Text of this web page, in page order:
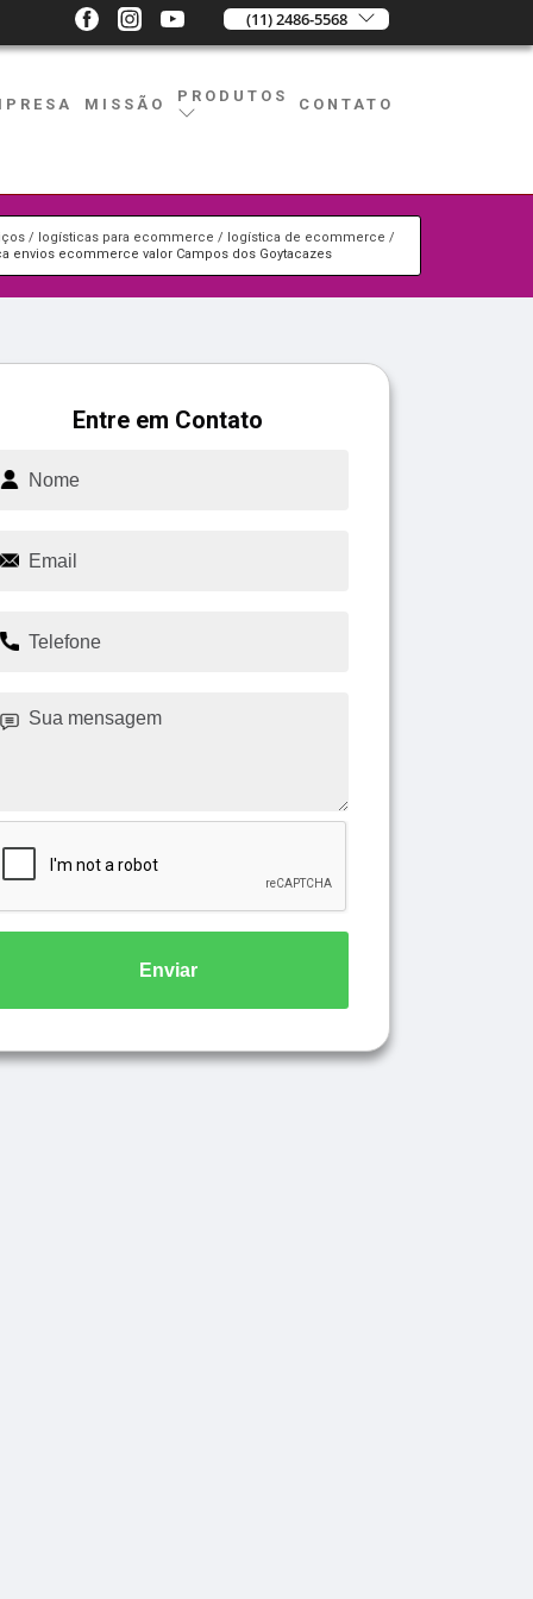
(11) 2486-5568
MISSÃO PRODUTOS CONTATO
logísticas para ecommerce
logística de ecommerce
envios ecommerce valor Campos dos Goytacazes
Entre em Contato
Enviar